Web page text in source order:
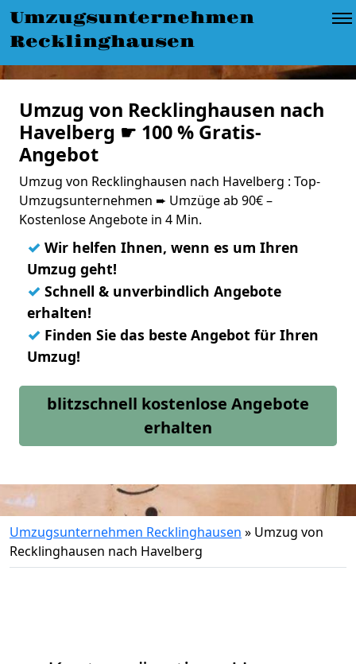
Umzugsunternehmen
Recklinghausen
Umzug von Recklinghausen nach
Havelberg ☛ 100 % Gratis-
Angebot
Umzug von Recklinghausen nach Havelberg : Top-
Umzugsunternehmen ➨ Umzüge ab 90€ –
Kostenlose Angebote in 4 Min.
✓ Wir helfen Ihnen, wenn es um Ihren
Umzug geht!
✓ Schnell & unverbindlich Angebote
erhalten!
✓ Finden Sie das beste Angebot für Ihren
Umzug!
blitzschnell kostenlose Angebote
erhalten
Umzugsunternehmen Recklinghausen » Umzug von
Recklinghausen nach Havelberg